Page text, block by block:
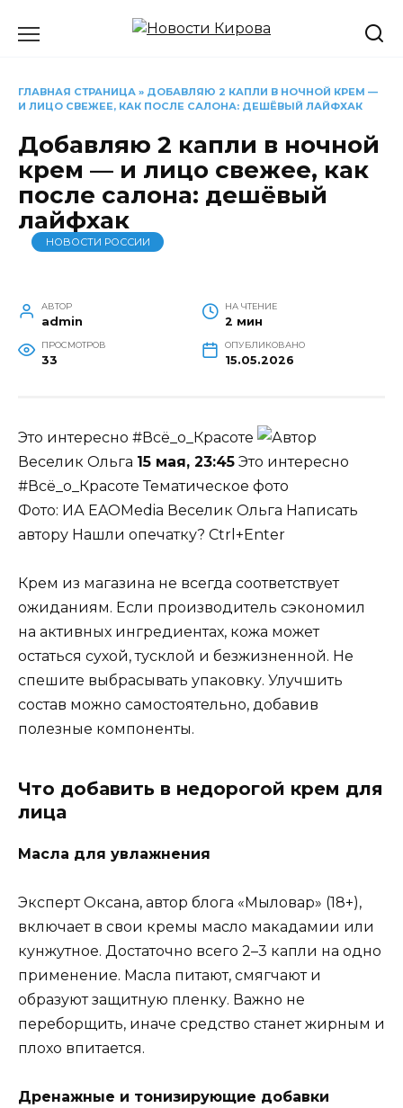
ГЛАВНАЯ СТРАНИЦА » ДОБАВЛЯЮ 2 КАПЛИ В НОЧНОЙ КРЕМ —
И ЛИЦО СВЕЖЕЕ, КАК ПОСЛЕ САЛОНА: ДЕШЁВЫЙ ЛАЙФХАК
Добавляю 2 капли в ночной
крем — и лицо свежее, как
после салона: дешёвый
лайфхак
НОВОСТИ РОССИИ
АВТОР
admin
НА ЧТЕНИЕ
2 мин
ПРОСМОТРОВ
33
ОПУБЛИКОВАНО
15.05.2026
Это интересно #Всё_о_Красоте
Веселик Ольга 15 мая, 23:45 Это интересно
#Всё_о_Красоте Тематическое фото
Фото: ИА EAOMedia Веселик Ольга Написать
автору Нашли опечатку? Ctrl+Enter
Крем из магазина не всегда соответствует
ожиданиям. Если производитель сэкономил
на активных ингредиентах, кожа может
остаться сухой, тусклой и безжизненной. Не
спешите выбрасывать упаковку. Улучшить
состав можно самостоятельно, добавив
полезные компоненты.
Что добавить в недорогой крем для
лица
Масла для увлажнения
Эксперт Оксана, автор блога «Мыловар» (18+),
включает в свои кремы масло макадамии или
кунжутное. Достаточно всего 2–3 капли на одно
применение. Масла питают, смягчают и
образуют защитную пленку. Важно не
переборщить, иначе средство станет жирным и
плохо впитается.
Дренажные и тонизирующие добавки